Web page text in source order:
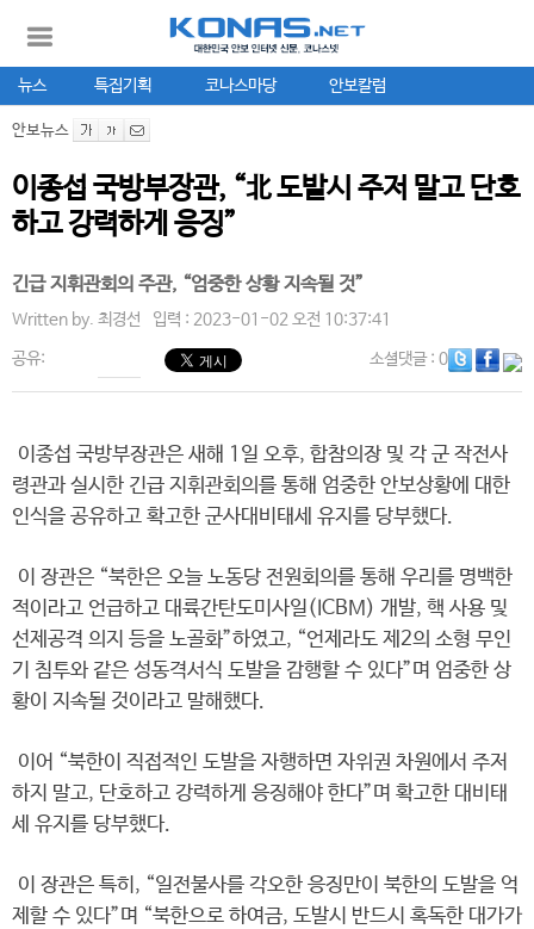
뉴스 특집기획 코나스마당 안보칼럼
안보뉴스
이종섭 국방부장관, “北 도발시 주저 말고 단호
하고 강력하게 응징”
긴급 지휘관회의 주관, “엄중한 상황 지속될 것”
Written by. 최경선 입력 : 2023-01-02 오전 10:37:41
공유: 소셜댓글: 0
이종섭 국방부장관은 새해 1일 오후, 합참의장 및 각 군 작전사
령관과 실시한 긴급 지휘관회의를 통해 엄중한 안보상황에 대한
인식을 공유하고 확고한 군사대비태세 유지를 당부했다.
이 장관은 “북한은 오늘 노동당 전원회의를 통해 우리를 명백한
적이라고 언급하고 대륙간탄도미사일(ICBM) 개발, 핵 사용 및
선제공격 의지 등을 노골화”하였고, “언제라도 제2의 소형 무인
기 침투와 같은 성동격서식 도발을 감행할 수 있다”며 엄중한 상
황이 지속될 것이라고 말해했다.
이어 “북한이 직접적인 도발을 자행하면 자위권 차원에서 주저
하지 말고, 단호하고 강력하게 응징해야 한다”며 확고한 대비태
세 유지를 당부했다.
이 장관은 특히, “일전불사를 각오한 응징만이 북한의 도발을 억
제할 수 있다”며 “북한으로 하여금, 도발시 반드시 혹독한 대가가